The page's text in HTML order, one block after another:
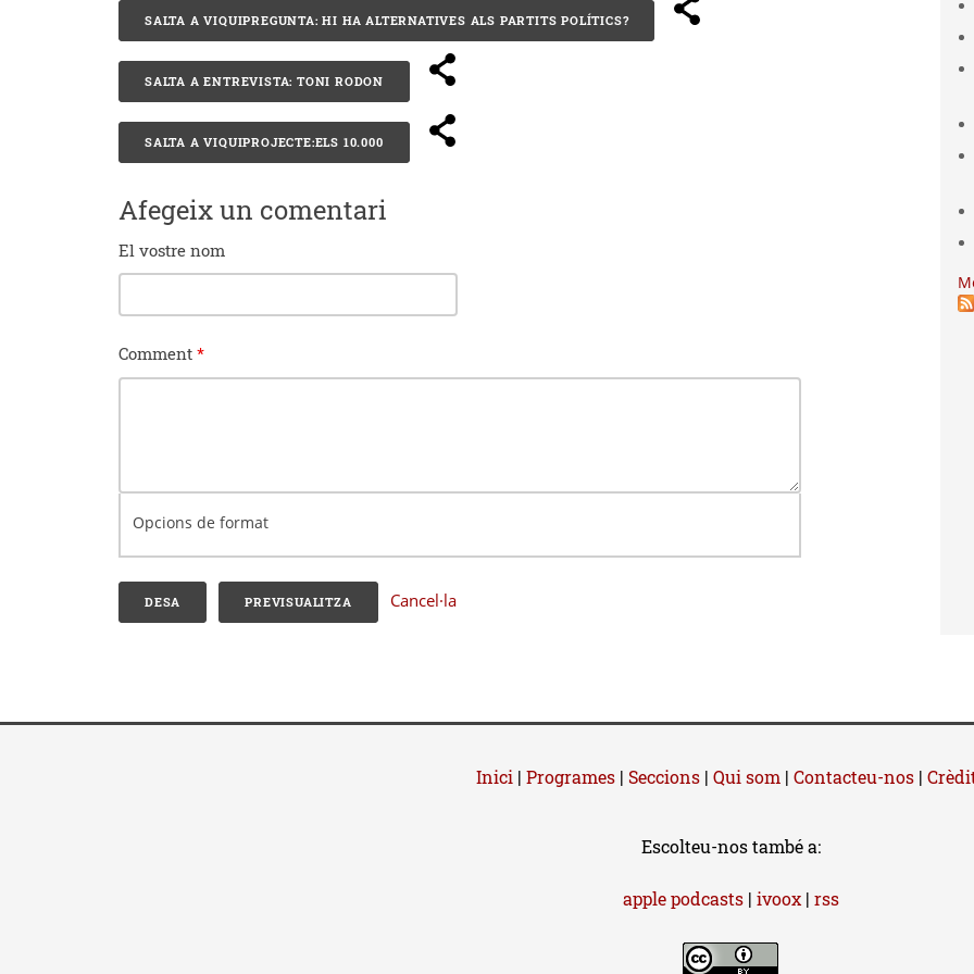
SALTA A VIQUIPREGUNTA: HI HA ALTERNATIVES ALS PARTITS POLÍTICS?
SALTA A ENTREVISTA: TONI RODON
SALTA A VIQUIPROJECTE:ELS 10.000
Afegeix un comentari
El vostre nom
Comment *
Opcions de format
Cancel·la
Inici| Programes| Seccions| Qui som| Contacteu-nos|
Escolteu-nos també a:
apple podcasts| ivoox| rss